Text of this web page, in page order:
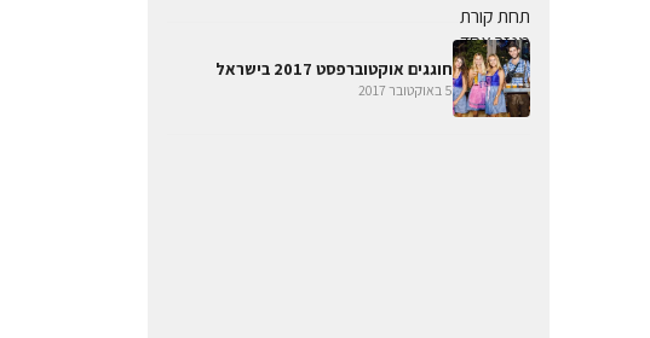
חוגגים אוקטוברפסט 2017 בישראל
5 באוקטובר 2017